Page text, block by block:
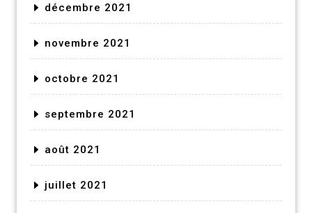
décembre 2021
novembre 2021
octobre 2021
septembre 2021
août 2021
juillet 2021